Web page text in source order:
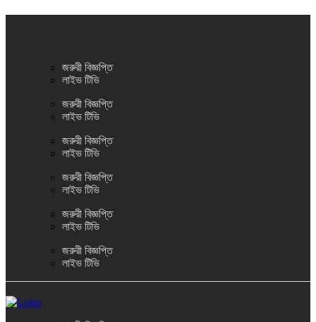
জরুরী বিজ্ঞপ্তি
লাইভ টিভি
জরুরী বিজ্ঞপ্তি
লাইভ টিভি
জরুরী বিজ্ঞপ্তি
লাইভ টিভি
জরুরী বিজ্ঞপ্তি
লাইভ টিভি
জরুরী বিজ্ঞপ্তি
লাইভ টিভি
জরুরী বিজ্ঞপ্তি
লাইভ টিভি